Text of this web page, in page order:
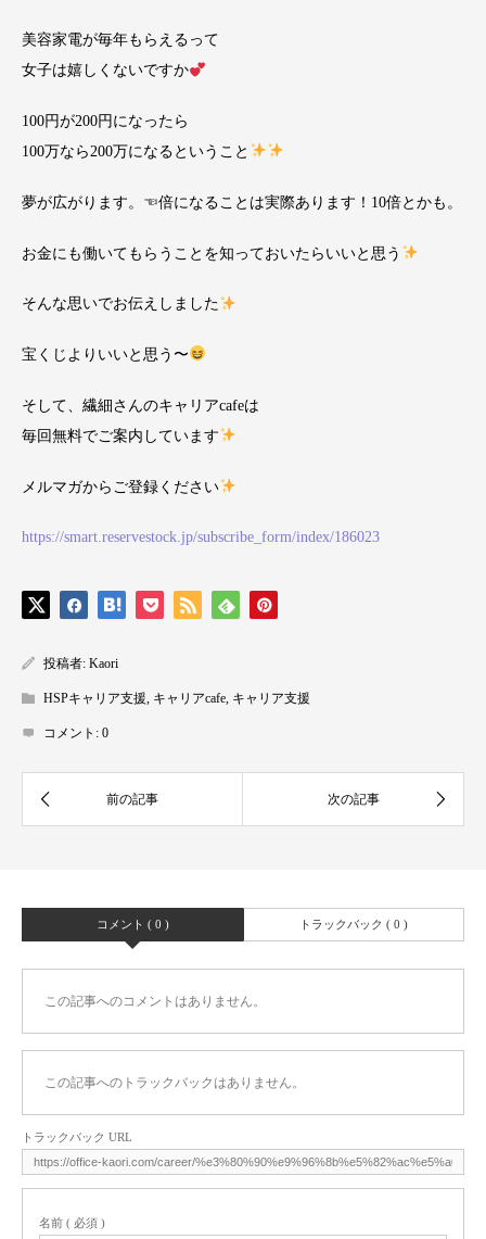
美容家電が毎年もらえるって
女子は嬉しくないですか
100円が200円になったら
100万なら200万になるということ
夢が広がります。☜倍になることは実際あります！10倍とかも。
お金にも働いてもらうことを知っておいたらいいと思う
そんな思いでお伝えしました
宝くじよりいいと思う〜
そして、繊細さんのキャリアcafeは
毎回無料でご案内しています
メルマガからご登録ください
https://smart.reservestock.jp/subscribe_form/index/186023
投稿者: Kaori
HSPキャリア支援, キャリアcafe, キャリア支援
コメント: 0
コメント ( 0 ) トラックバック ( 0 )
この記事へのコメントはありません。
この記事へのトラックバックはありません。
トラックバック URL
名前 ( 必須 )